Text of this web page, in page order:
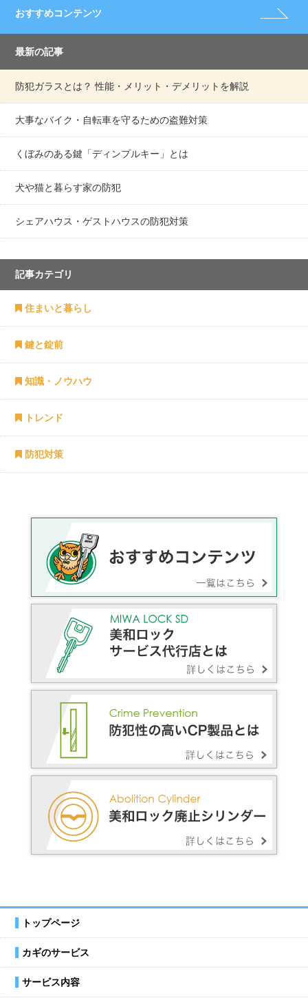
おすすめコンテンツ
最新の記事
防犯ガラスとは？ 性能・メリット・デメリットを解説
大事なバイク・自転車を守るための盗難対策
くぼみのある鍵「ディンプルキー」とは
犬や猫と暮らす家の防犯
シェアハウス・ゲストハウスの防犯対策
記事カテゴリ
住まいと暮らし
鍵と錠前
知識・ノウハウ
トレンド
防犯対策
トップページ
カギのサービス
サービス内容